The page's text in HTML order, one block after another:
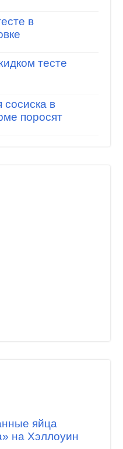
в
тесте
сосиска в
поросят
яйца
на Хэллоуин